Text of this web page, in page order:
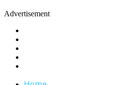
Advertisement